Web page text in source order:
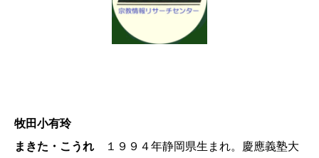
牧田小有玲
まきた・こうれ １９９４年静岡県生まれ。慶應義塾大